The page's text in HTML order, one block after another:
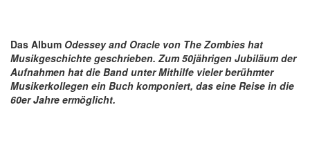
Das Album Odessey and Oracle von The Zombies hat
Musikgeschichte geschrieben. Zum 50jährigen Jubiläum der
Aufnahmen hat die Band unter Mithilfe vieler berühmter
Musikerkollegen ein Buch komponiert, das eine Reise in die
60er Jahre ermöglicht.